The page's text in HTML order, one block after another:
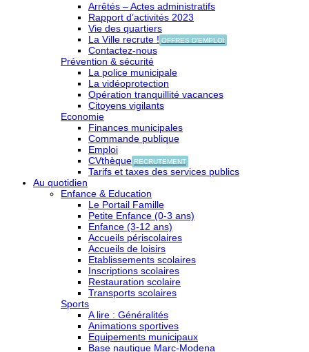
Arrêtés – Actes administratifs
Rapport d’activités 2023
Vie des quartiers
La Ville recrute ! OFFRES D'EMPLOI
Contactez-nous
Prévention & sécurité
La police municipale
La vidéoprotection
Opération tranquillité vacances
Citoyens vigilants
Economie
Finances municipales
Commande publique
Emploi
CVthèque RECRUTEMENT
Tarifs et taxes des services publics
Au quotidien
Enfance & Education
Le Portail Famille
Petite Enfance (0-3 ans)
Enfance (3-12 ans)
Accueils périscolaires
Accueils de loisirs
Etablissements scolaires
Inscriptions scolaires
Restauration scolaire
Transports scolaires
Sports
A lire : Généralités
Animations sportives
Equipements municipaux
Base nautique Marc-Modena